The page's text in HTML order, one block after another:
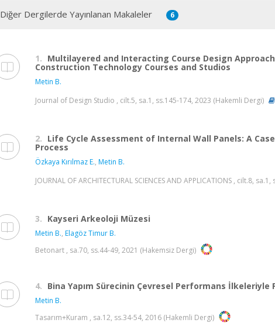
Diğer Dergilerde Yayınlanan Makaleler 6
1. Multilayered and Interacting Course Design
Construction Technology Courses and Studios
Metin B.
Journal of Design Studio , cilt.5, sa.1, ss.145-174, 2023 (Hakemli Dergi)
2. Life Cycle Assessment of Internal Wall Panels: A
Process
Özkaya Kırılmaz E., Metin B.
JOURNAL OF ARCHITECTURAL SCIENCES AND APPLICATIONS , cilt.8,
3. Kayseri Arkeoloji Müzesi
Metin B., Elagöz Timur B.
Betonart , sa.70, ss.44-49, 2021 (Hakemsiz Dergi)
4. Bina Yapım Sürecinin Çevresel Performans İlkeleriyle
Metin B.
Tasarım+Kuram , sa.12, ss.34-54, 2016 (Hakemli Dergi)